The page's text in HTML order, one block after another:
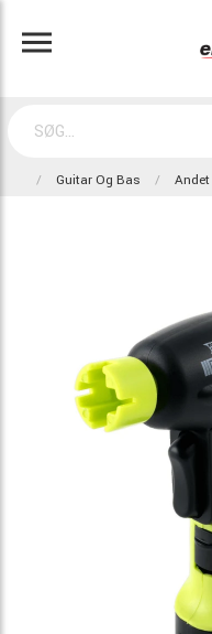
Guitar Og Bas